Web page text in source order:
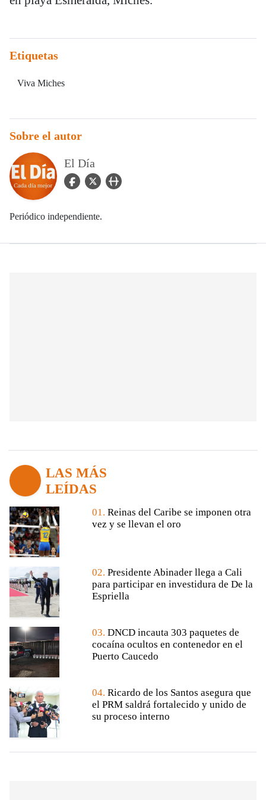
Etiquetas
Viva Miches
Sobre el autor
El Día
facebook Icon
twitter Iconuser_url Icon
Periódico independiente.
LAS MÁS
LEÍDAS
01. Reinas del Caribe se imponen otra
vez y se llevan el oro
02. Presidente Abinader llega a Cali
para participar en investidura de De la
Espriella
03. DNCD incauta 303 paquetes de
cocaína ocultos en contenedor en el
Puerto Caucedo
04. Ricardo de los Santos asegura que
el PRM saldrá fortalecido y unido de
su proceso interno